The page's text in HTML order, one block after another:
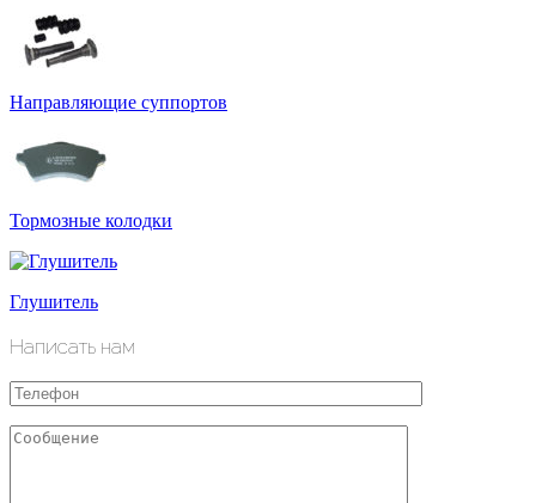
Направляющие суппортов
Тормозные колодки
Глушитель
Написать нам